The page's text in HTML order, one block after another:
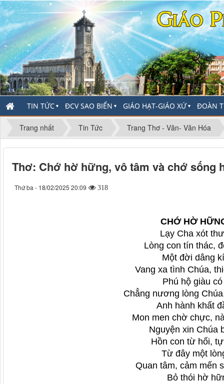
TIN TỨC ▼ ĐCV SAO BIỂN ▼ GIÁO HẠT-GIÁO XỨ▼ ĐOÀN
Trang nhất Tin Tức Trang Thơ - Văn- Văn Hóa
Thơ: Chớ hờ hững, vô tâm và chớ sống
Thứ ba - 18/02/2025 20:09 318
CHỚ HỜ
Lạy Cha xót
Lòng con tín thác,
Một đời dâng
Vang xa tình Chúa,
Phú hộ giàu
Chẳng nương lòng
Anh hành khất
Mon men chờ chực,
Nguyện xin Chúa
Hồn con từ hối,
Từ đây một
Quan tâm, cảm mến
Bỏ thói hờ